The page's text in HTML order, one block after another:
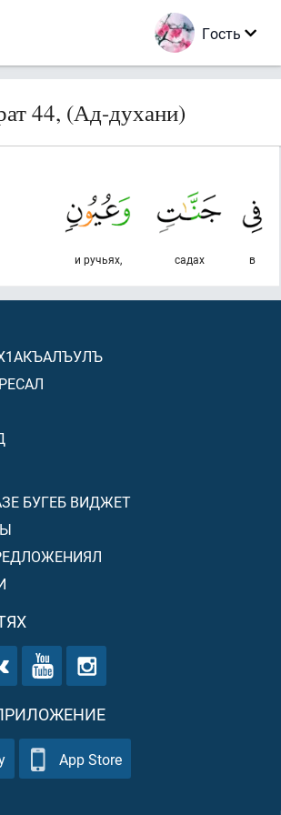
Гость
44, (Ад-духани)
в
садах
и ручьях,
БУГЕБ ВИДЖЕТ
App Store